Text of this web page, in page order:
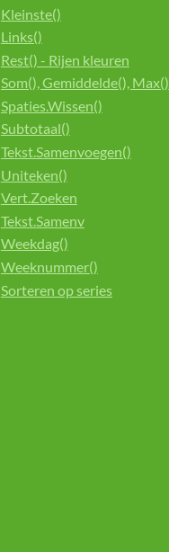
Kleinste()
Links()
Rest() - Rijen kleuren
Som(), Gemiddelde(), Max()
Spaties.Wissen()
Subtotaal()
Tekst.Samenvoegen()
Uniteken()
Vert.Zoeken
Tekst.Samenv
Weekdag()
Weeknummer()
Sorteren op series